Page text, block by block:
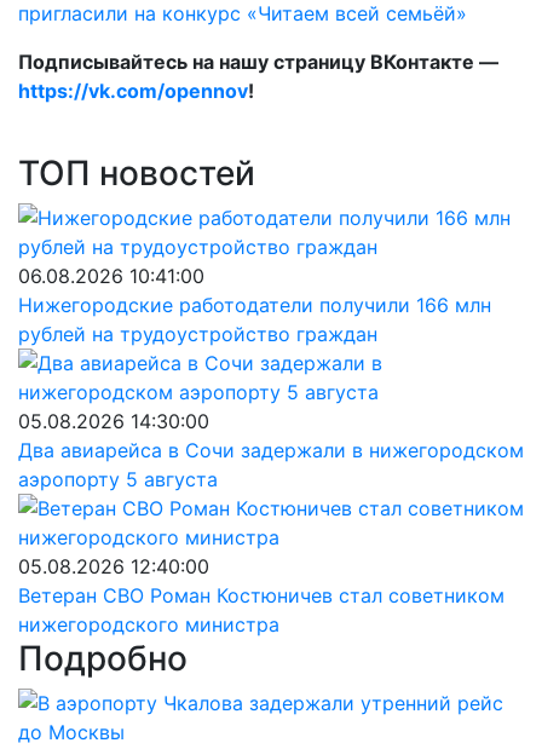
пригласили на конкурс «Читаем всей семьёй»
Подписывайтесь на нашу страницу ВКонтакте —
https://vk.com/opennov!
ТОП новостей
06.08.2026 10:41:00
Нижегородские работодатели получили 166 млн
рублей на трудоустройство граждан
05.08.2026 14:30:00
Два авиарейса в Сочи задержали в нижегородском
аэропорту 5 августа
05.08.2026 12:40:00
Ветеран СВО Роман Костюничев стал советником
нижегородского министра
Подробно